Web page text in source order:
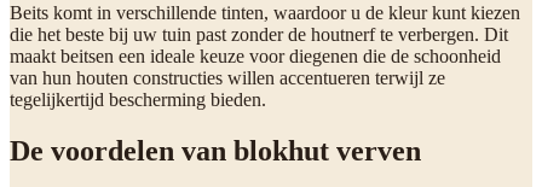
Beits komt in verschillende tinten, waardoor u de kleur kunt kiezen
die het beste bij uw tuin past zonder de houtnerf te verbergen. Dit
maakt beitsen een ideale keuze voor diegenen die de schoonheid
van hun houten constructies willen accentueren terwijl ze
tegelijkertijd bescherming bieden.
De voordelen van blokhut verven